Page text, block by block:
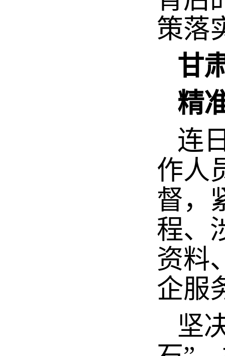
策落
甘
精
连
作人
督，
程、
资料
企服
坚